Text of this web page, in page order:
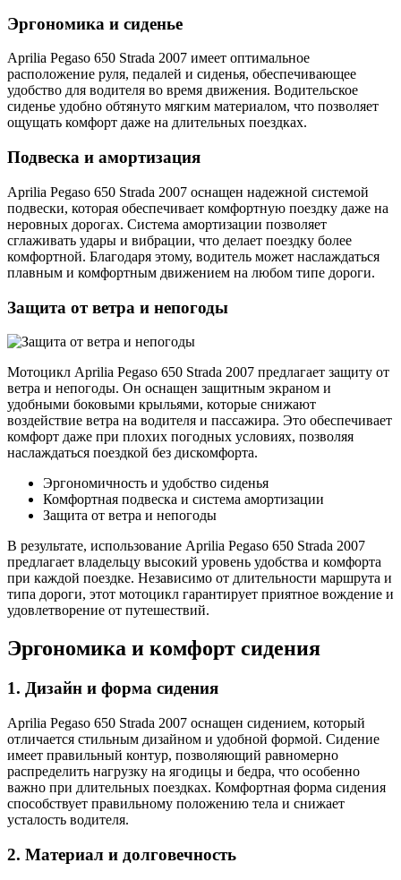
Эргономика и сиденье
Aprilia Pegaso 650 Strada 2007 имеет оптимальное
расположение руля, педалей и сиденья, обеспечивающее
удобство для водителя во время движения. Водительское
сиденье удобно обтянуто мягким материалом, что позволяет
ощущать комфорт даже на длительных поездках.
Подвеска и амортизация
Aprilia Pegaso 650 Strada 2007 оснащен надежной системой
подвески, которая обеспечивает комфортную поездку даже на
неровных дорогах. Система амортизации позволяет
сглаживать удары и вибрации, что делает поездку более
комфортной. Благодаря этому, водитель может наслаждаться
плавным и комфортным движением на любом типе дороги.
Защита от ветра и непогоды
Мотоцикл Aprilia Pegaso 650 Strada 2007 предлагает защиту от
ветра и непогоды. Он оснащен защитным экраном и
удобными боковыми крыльями, которые снижают
воздействие ветра на водителя и пассажира. Это обеспечивает
комфорт даже при плохих погодных условиях, позволяя
наслаждаться поездкой без дискомфорта.
Эргономичность и удобство сиденья
Комфортная подвеска и система амортизации
Защита от ветра и непогоды
В результате, использование Aprilia Pegaso 650 Strada 2007
предлагает владельцу высокий уровень удобства и комфорта
при каждой поездке. Независимо от длительности маршрута и
типа дороги, этот мотоцикл гарантирует приятное вождение и
удовлетворение от путешествий.
Эргономика и комфорт сидения
1. Дизайн и форма сидения
Aprilia Pegaso 650 Strada 2007 оснащен сидением, который
отличается стильным дизайном и удобной формой. Сидение
имеет правильный контур, позволяющий равномерно
распределить нагрузку на ягодицы и бедра, что особенно
важно при длительных поездках. Комфортная форма сидения
способствует правильному положению тела и снижает
усталость водителя.
2. Материал и долговечность